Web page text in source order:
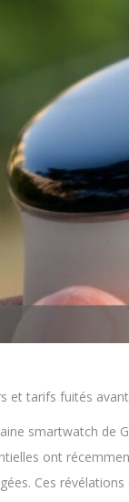
et tarifs fuités
smartwatch de
ont
Ces